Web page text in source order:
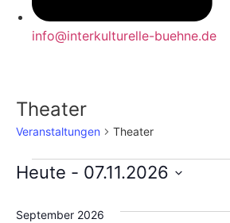
info@interkulturelle-buehne.de
Theater
Veranstaltungen Theater
Veranstaltungen
Heute - 07.11.2026
September 2026